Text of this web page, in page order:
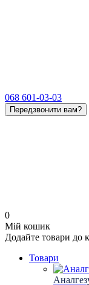
068 601-03-03
Передзвонити вам?
0
Мій кошик
Додайте товари до
Товари